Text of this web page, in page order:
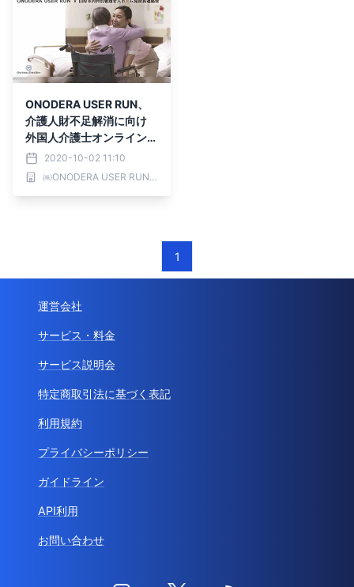
ONODERA USER RUN、
介護人財不足解消に向け
外国人介護士オンライン勉
強会を開催
2020-10-02 11:10
㈱ONODERA USER RUN ／ ONODERA GROUP
1
運営会社
サービス・料金
サービス説明会
特定商取引法に基づく表記
利用規約
プライバシーポリシー
ガイドライン
API利用
お問い合わせ